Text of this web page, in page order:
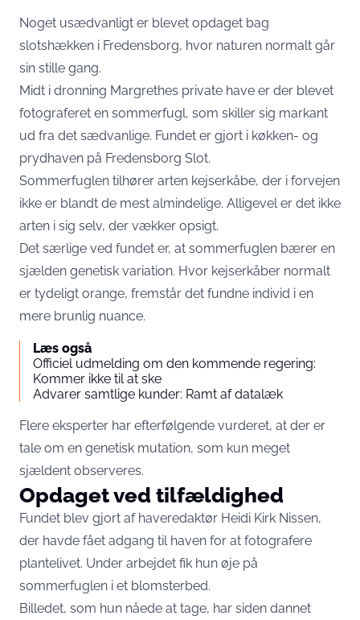
Noget usædvanligt er blevet opdaget bag
slotshækken i Fredensborg, hvor naturen normalt går
sin stille gang.
Midt i dronning Margrethes private have er der blevet
fotograferet en sommerfugl, som skiller sig markant
ud fra det sædvanlige. Fundet er gjort i køkken- og
prydhaven på Fredensborg Slot.
Sommerfuglen tilhører arten kejserkåbe, der i forvejen
ikke er blandt de mest almindelige. Alligevel er det ikke
arten i sig selv, der vækker opsigt.
Det særlige ved fundet er, at sommerfuglen bærer en
sjælden genetisk variation. Hvor kejserkåber normalt
er tydeligt orange, fremstår det fundne individ i en
mere brunlig nuance.
Læs også
Officiel udmelding om den kommende regering:
Kommer ikke til at ske
Advarer samtlige kunder: Ramt af datalæk
Flere eksperter har efterfølgende vurderet, at der er
tale om en genetisk mutation, som kun meget
sjældent observeres.
Opdaget ved tilfældighed
Fundet blev gjort af haveredaktør Heidi Kirk Nissen,
der havde fået adgang til haven for at fotografere
plantelivet. Under arbejdet fik hun øje på
sommerfuglen i et blomsterbed.
Billedet, som hun nåede at tage, har siden dannet